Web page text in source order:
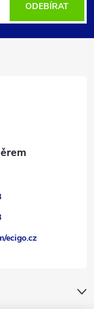
ODEBÍRAT
ecigo.cz